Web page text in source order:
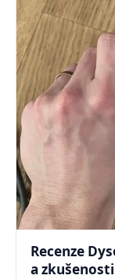
Recenze
a zkušenosti